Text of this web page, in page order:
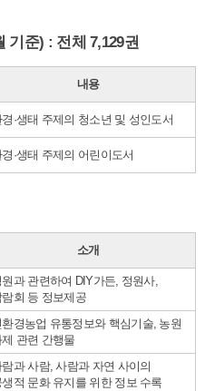
기준) : 전체 7,129권
내용
경·생태 주제의 청소년 및 성인도서
경·생태 주제의 어린이도서
소개
원과 관련하여 DIY가든, 정원사,
람회 등 정보제공
환경농업 유통정보와 핵심기술, 농원
관련 간행물
과 사람, 사람과 자연 사이의
생적 문화 유지를 위한 정보 수록